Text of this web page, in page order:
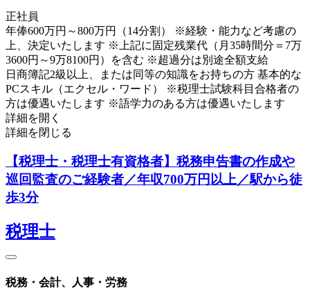
正社員
年俸600万円～800万円（14分割） ※経験・能力など考慮の
上、決定いたします ※上記に固定残業代（月35時間分＝7万
3600円～9万8100円）を含む ※超過分は別途全額支給
日商簿記2級以上、または同等の知識をお持ちの方 基本的な
PCスキル（エクセル・ワード） ※税理士試験科目合格者の
方は優遇いたします ※語学力のある方は優遇いたします
詳細を開く
詳細を閉じる
【税理士・税理士有資格者】税務申告書の作成や
巡回監査のご経験者／年収700万円以上／駅から徒
歩3分
税理士
税務・会計、人事・労務